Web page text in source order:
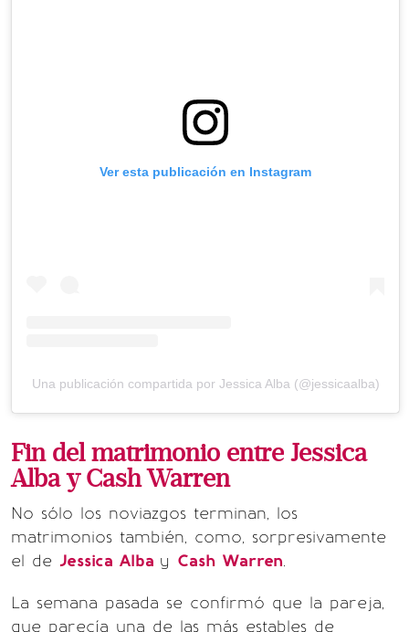
Ver esta publicación en Instagram
Una publicación compartida por Jessica Alba (@jessicaalba)
Fin del matrimonio entre Jessica
Alba y Cash Warren
No sólo los noviazgos terminan, los
matrimonios también, como, sorpresivamente
el de Jessica Alba y Cash Warren.
La semana pasada se confirmó que la pareja,
que parecía una de las más estables de